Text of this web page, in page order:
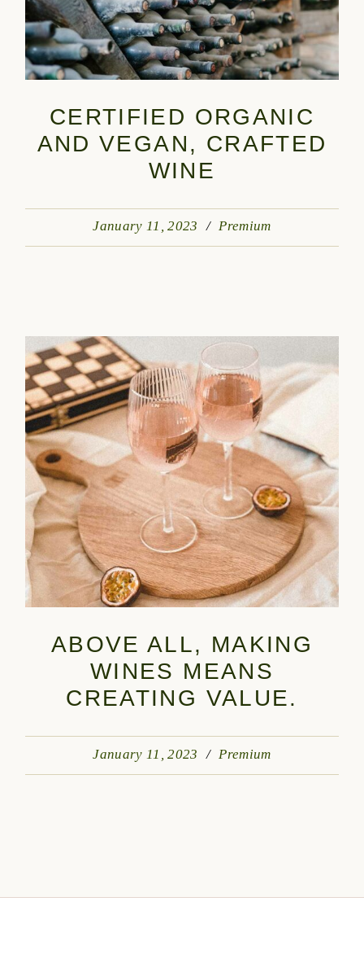
CERTIFIED ORGANIC
AND VEGAN, CRAFTED
WINE
January 11, 2023 Premium
ABOVE ALL, MAKING
WINES MEANS
CREATING VALUE.
January 11, 2023 Premium